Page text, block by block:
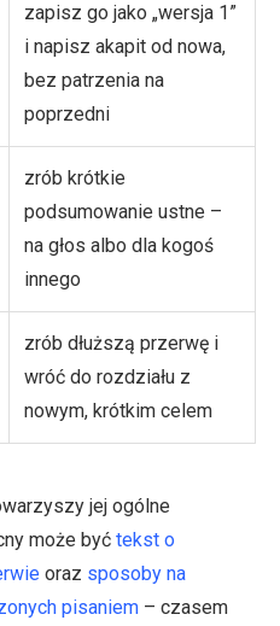
zapisz go jako „wersja 1”
i napisz akapit od nowa,
bez patrzenia na
poprzedni
zrób krótkie
podsumowanie ustne –
na głos albo dla kogoś
innego
zrób dłuższą przerwę i
wróć do rozdziału z
nowym, krótkim celem
jej ogólne
może być tekst o
oraz sposoby na
pisaniem – czasem